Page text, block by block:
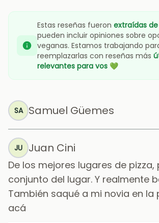
Estas reseñas fueron extraídas
pueden incluir opiniones sobre
veganas. Estamos trabajando
reemplazarlas con reseñas más
relevantes para vos 💚
SA Samuel Güemes
JU Juan Cini
De los mejores lugares de
conjunto del lugar. Y realmente
También saqué a mi novia en la
acá